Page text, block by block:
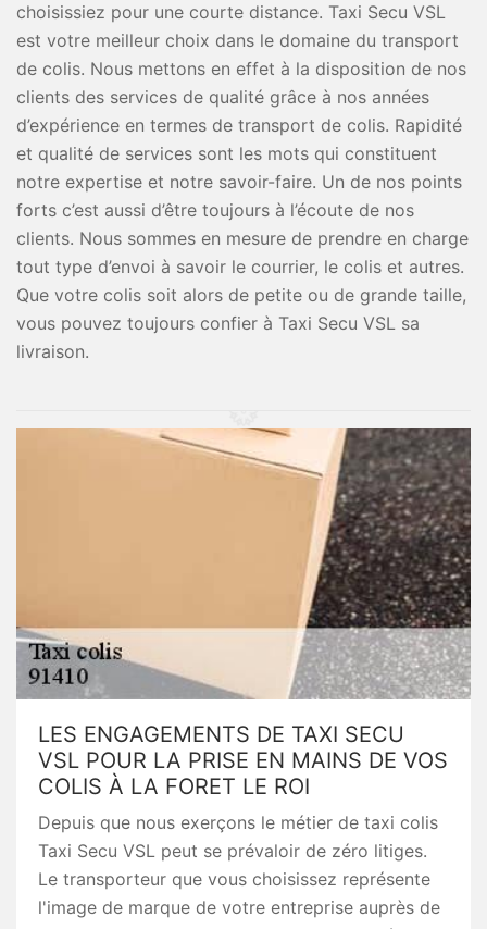
choisissiez pour une courte distance. Taxi Secu VSL
est votre meilleur choix dans le domaine du transport
de colis. Nous mettons en effet à la disposition de nos
clients des services de qualité grâce à nos années
d’expérience en termes de transport de colis. Rapidité
et qualité de services sont les mots qui constituent
notre expertise et notre savoir-faire. Un de nos points
forts c’est aussi d’être toujours à l’écoute de nos
clients. Nous sommes en mesure de prendre en charge
tout type d’envoi à savoir le courrier, le colis et autres.
Que votre colis soit alors de petite ou de grande taille,
vous pouvez toujours confier à Taxi Secu VSL sa
livraison.
LES ENGAGEMENTS DE TAXI SECU
VSL POUR LA PRISE EN MAINS DE VOS
COLIS À LA FORET LE ROI
Depuis que nous exerçons le métier de taxi colis
Taxi Secu VSL peut se prévaloir de zéro litiges.
Le transporteur que vous choisissez représente
l'image de marque de votre entreprise auprès de